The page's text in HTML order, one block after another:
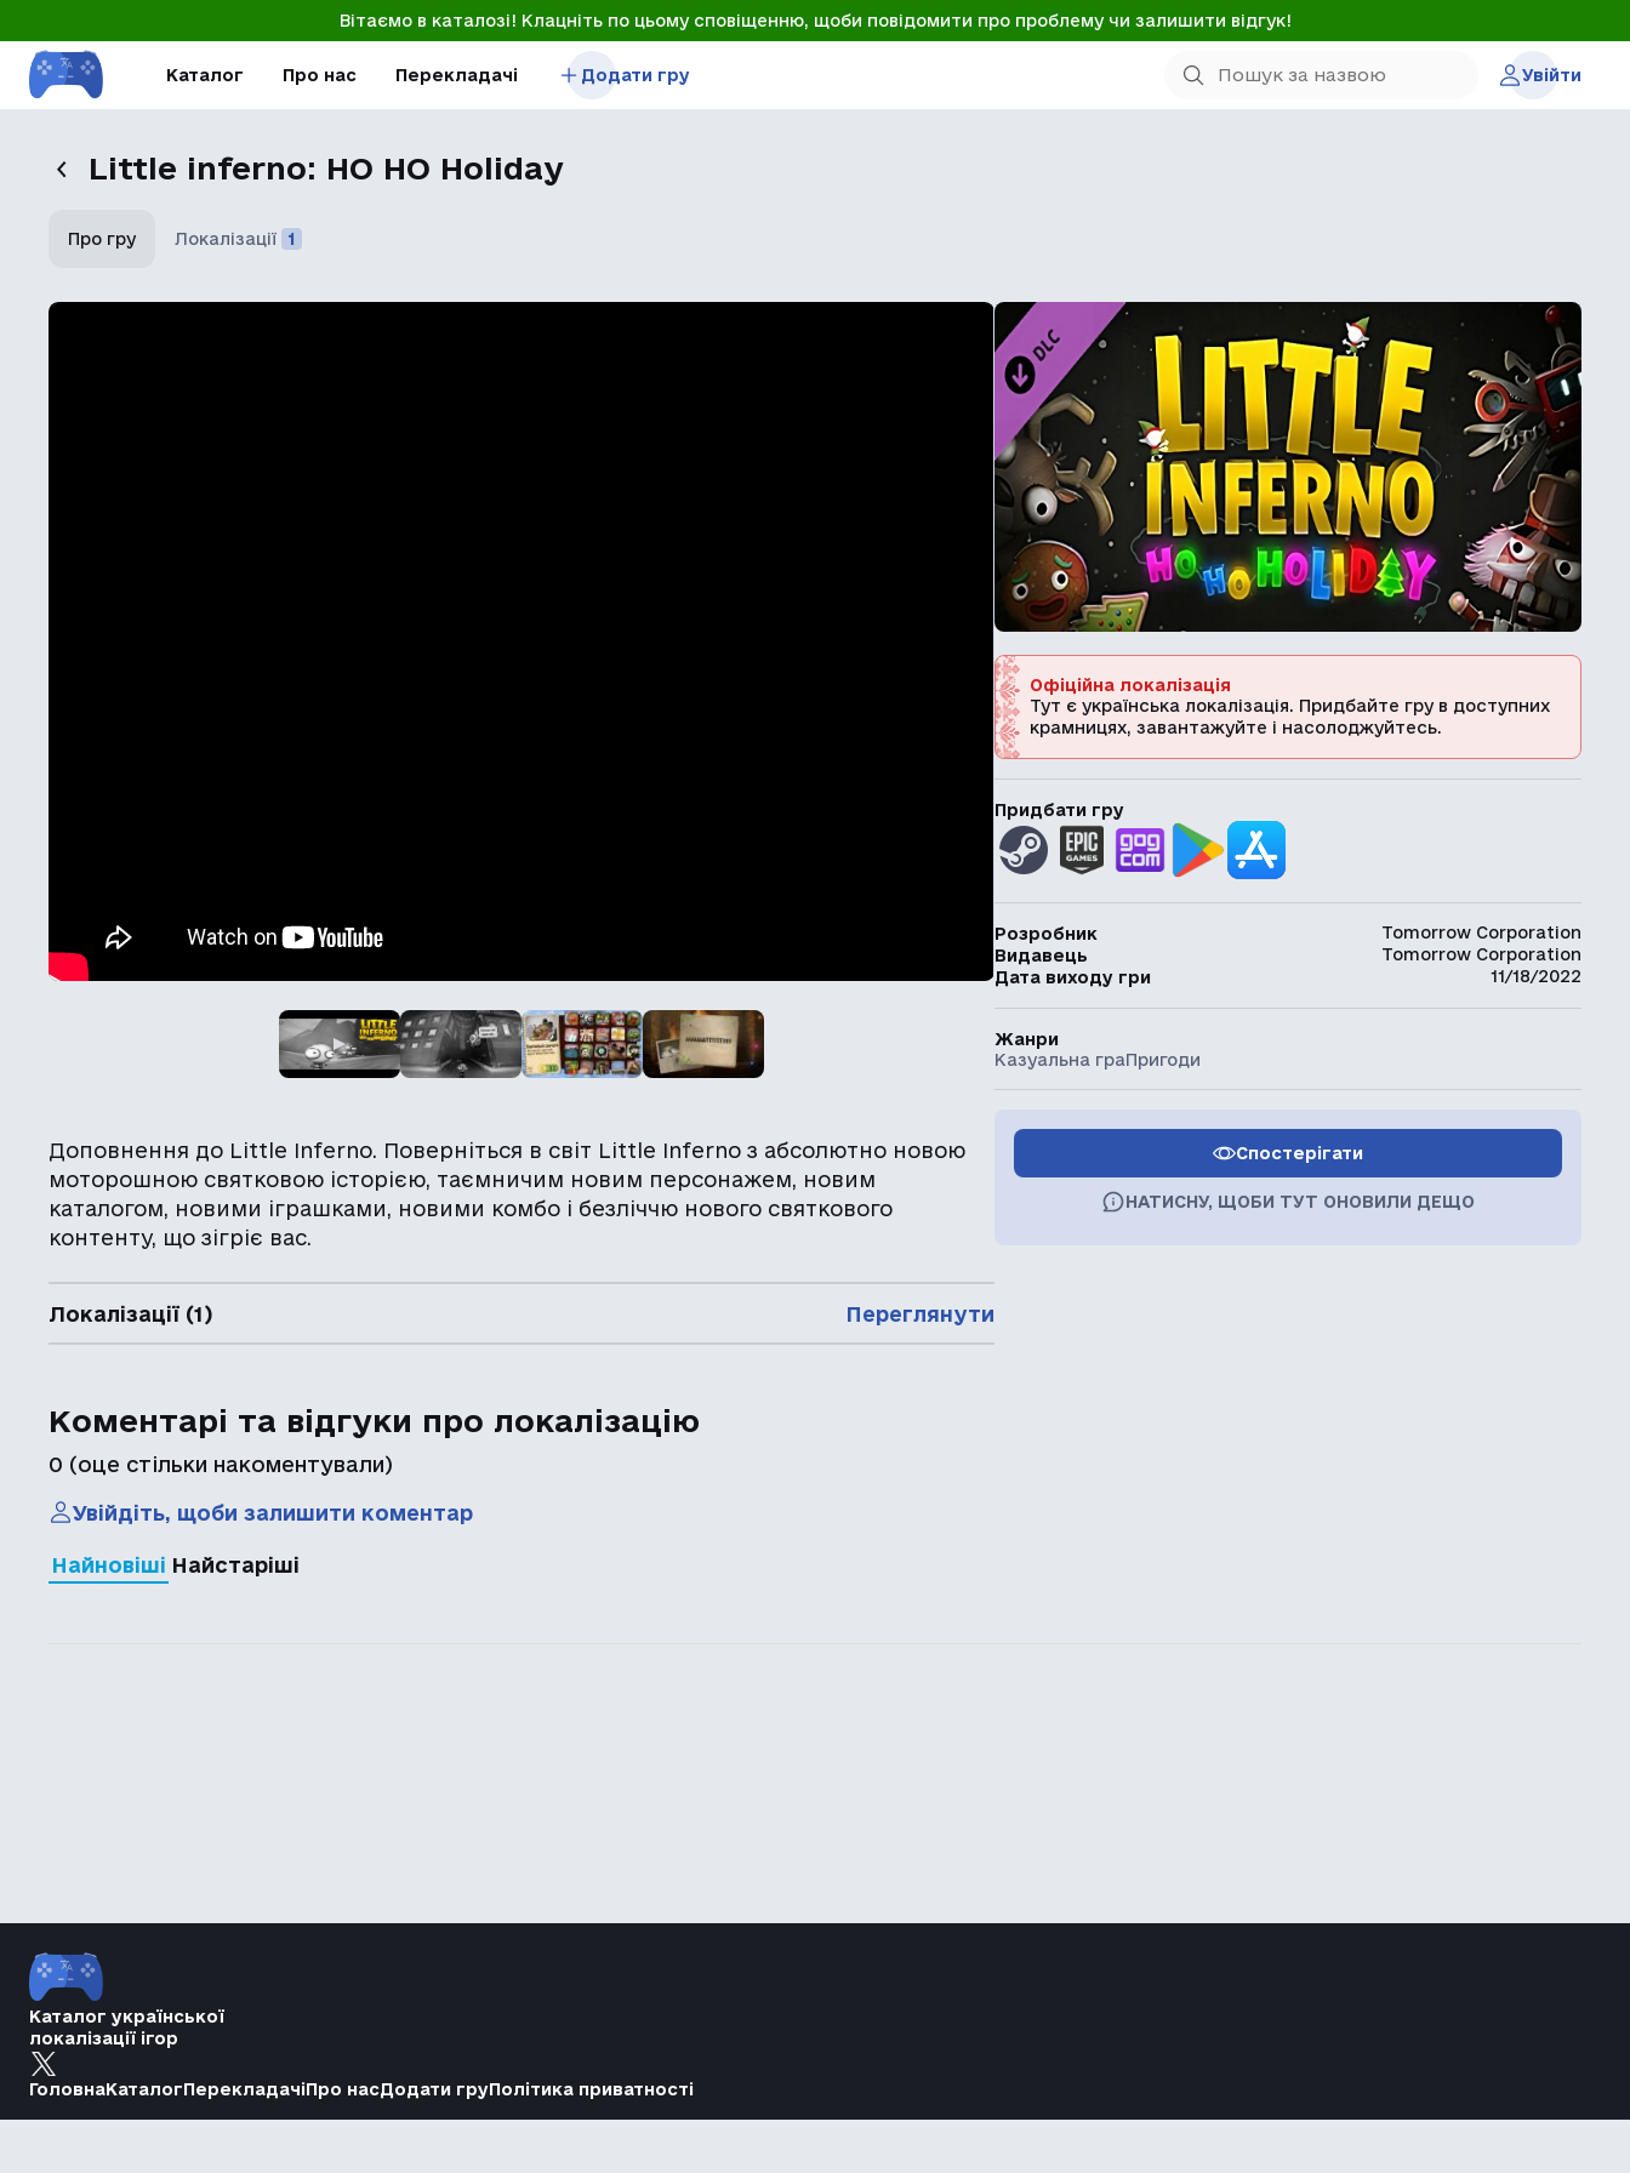
Вітаємо в каталозі! Клацніть по цьому сповіщенню, щоби повідомити про проблему чи залишити відгук!
Каталог Про нас Перекладачі Додати гру Увійти
Little inferno: HO HO Holiday
Про гру Локалізації 1
Доповнення до Little Inferno. Поверніться в світ Little Inferno з абсолютно новою
моторошною святковою історією, таємничим новим персонажем, новим
каталогом, новими іграшками, новими комбо і безліччю нового святкового
контенту, що зігріє вас.
Локалізації (1) Переглянути
Коментарі та відгуки про локалізацію
0 (оце стільки накоментували)
Увійдіть, щоби залишити коментар
Найновіші Найстаріші
Офіційна локалізація
Тут є українська локалізація. Придбайте гру в доступних
крамницях, завантажуйте і насолоджуйтесь.
Придбати гру
Розробник
Tomorrow Corporation
Видавець
Tomorrow Corporation
Дата виходу гри
11/18/2022
Жанри
Казуальна граПригоди
Спостерігати
НАТИСНУ, ЩОБИ ТУТ ОНОВИЛИ ДЕЩО
Каталог української
локалізації ігор
ГоловнаКаталогПерекладачіПро насДодати груПолітика приватності